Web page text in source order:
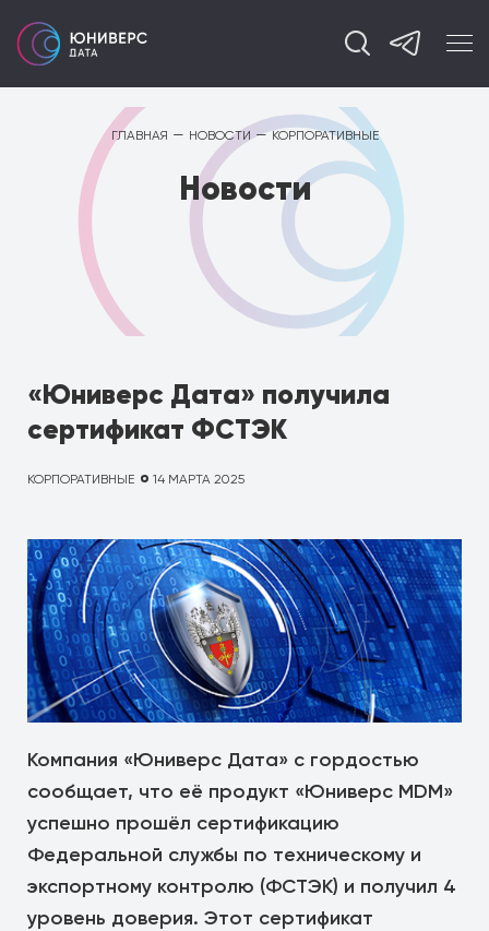
ГЛАВНАЯ — НОВОСТИ — КОРПОРАТИВНЫЕ
Новости
«Юниверс Дата» получила
сертификат ФСТЭК
КОРПОРАТИВНЫЕ 14 МАРТА 2025
Компания «Юниверс Дата» с гордостью
сообщает, что её продукт «Юниверс MDM»
успешно прошёл сертификацию
Федеральной службы по техническому и
экспортному контролю (ФСТЭК) и получил 4
уровень доверия. Этот сертификат